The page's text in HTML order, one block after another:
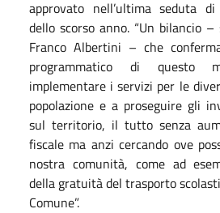
approvato nell’ultima seduta
dello scorso anno. “Un bilancio
Franco Albertini – che
programmatico di questo
implementare i servizi per le
popolazione e a proseguire gli
sul territorio, il tutto senza
fiscale ma anzi cercando ove
nostra comunità, come ad
della gratuità del trasporto
Comune”.